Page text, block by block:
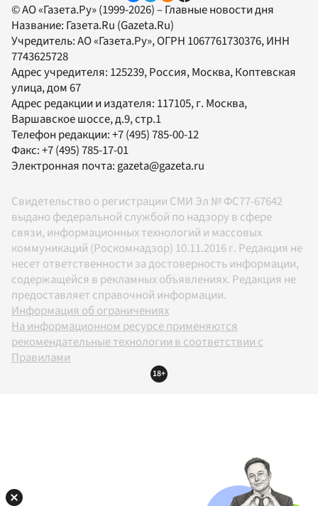
© АО «Газета.Ру» (1999-2026) – Главные новости дня
Название: Газета.Ru (Gazeta.Ru)
Учредитель:АО «Газета.Ру», ОГРН 1067761730376, ИНН
7743625728
Адрес учредителя: 125239, Россия, Москва, Коптевская
улица, дом 67
Адрес редакции и издателя: 117105, г. Москва,
Варшавское шоссе, д.9, стр.1
Телефон редакции:+7 (495) 785-00-12
Факс:+7 (495) 785-17-01
Электронная почта: gazeta@gazeta.ru
Свидетельство о регистрации СМИ Эл № ФС77-67642
выдано федеральной службой по надзору в сфере
связи, информационных технологий и массовых
коммуникаций (Роскомнадзор) 10.11.2016 г. Редакция не
несет ответственности за достоверность информации,
содержащейся в рекламных объявлениях. Редакция не
предоставляет справочной информации.
Информация об ограничениях
На информационном ресурсе применяются
рекомендательные технологии в соответствии с
Правилами
18+